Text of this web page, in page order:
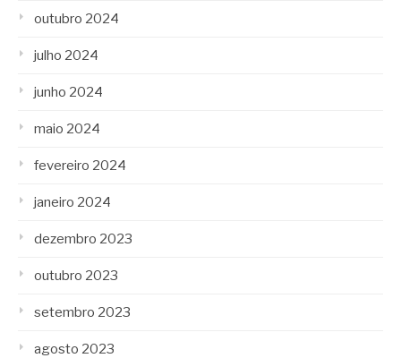
outubro 2024
julho 2024
junho 2024
maio 2024
fevereiro 2024
janeiro 2024
dezembro 2023
outubro 2023
setembro 2023
agosto 2023